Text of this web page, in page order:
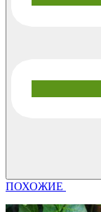
ПОХОЖИЕ